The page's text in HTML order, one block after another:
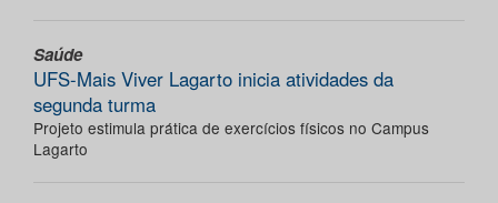
Saúde
UFS-Mais Viver Lagarto inicia atividades da
segunda turma
Projeto estimula prática de exercícios físicos no Campus
Lagarto